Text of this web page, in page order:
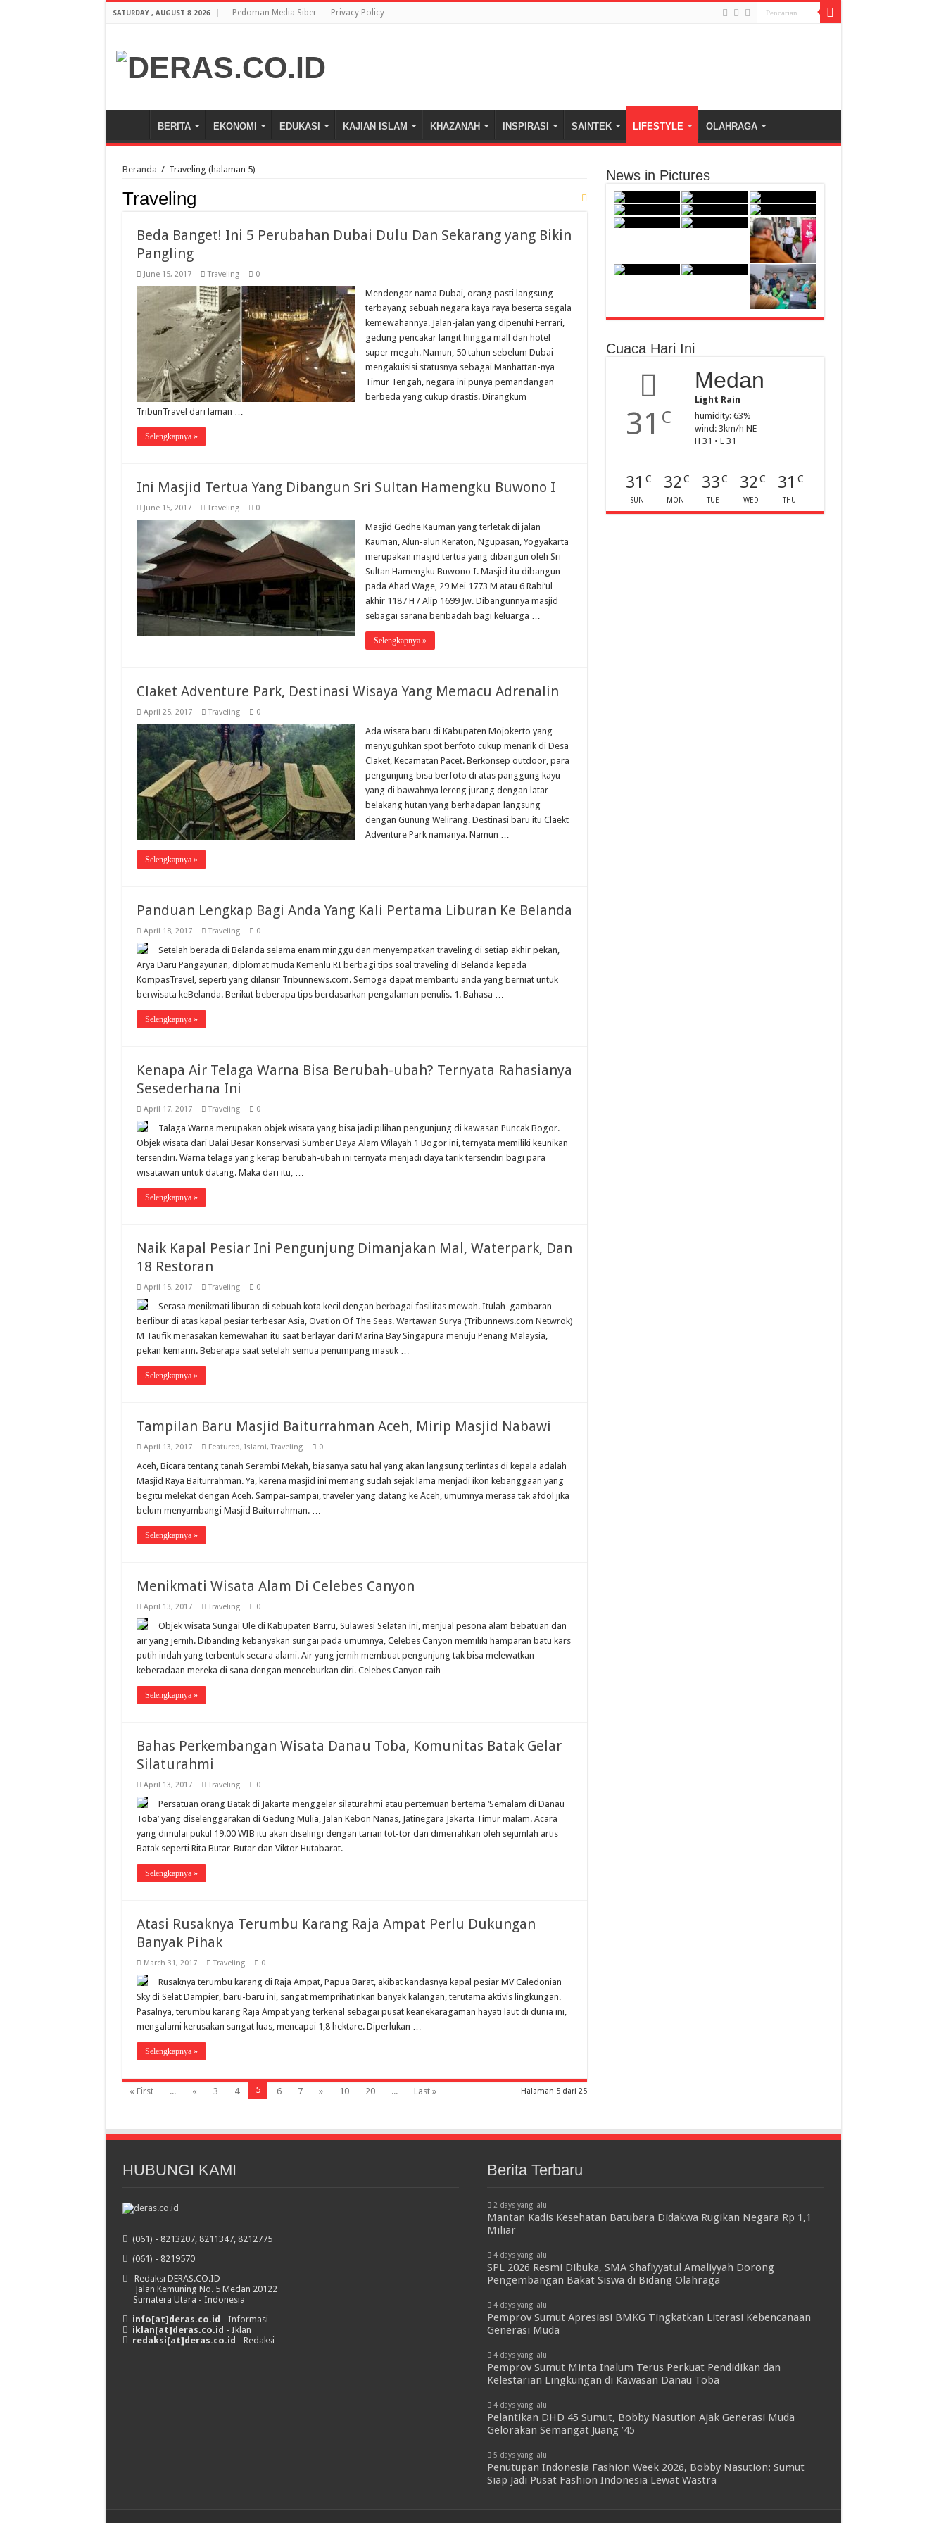
SATURDAY , AUGUST 8 2026 Pedoman Media Siber Privacy Policy
BERITA EKONOMI EDUKASI KAJIAN ISLAM KHAZANAH INSPIRASI SAINTEK LIFESTYLE OLAHRAGA
Beranda / Traveling (halaman 5)
Traveling
Beda Banget! Ini 5 Perubahan Dubai Dulu Dan Sekarang yang Bikin
Pangling
June 15, 2017 Traveling 0
Mendengar nama Dubai, orang pasti langsung
terbayang sebuah negara kaya raya beserta segala
kemewahannya. Jalan-jalan yang dipenuhi Ferrari,
gedung pencakar langit hingga mall dan hotel
super megah. Namun, 50 tahun sebelum Dubai
mengakuisisi statusnya sebagai Manhattan-nya
Timur Tengah, negara ini punya pemandangan
berbeda yang cukup drastis. Dirangkum
TribunTravel dari laman …
Selengkapnya »
Ini Masjid Tertua Yang Dibangun Sri Sultan Hamengku Buwono I
June 15, 2017 Traveling 0
Masjid Gedhe Kauman yang terletak di jalan
Kauman, Alun-alun Keraton, Ngupasan, Yogyakarta
merupakan masjid tertua yang dibangun oleh Sri
Sultan Hamengku Buwono I. Masjid itu dibangun
pada Ahad Wage, 29 Mei 1773 M atau 6 Rabi’ul
akhir 1187 H / Alip 1699 Jw. Dibangunnya masjid
sebagai sarana beribadah bagi keluarga …
Selengkapnya »
Claket Adventure Park, Destinasi Wisaya Yang Memacu Adrenalin
April 25, 2017 Traveling 0
Ada wisata baru di Kabupaten Mojokerto yang
menyuguhkan spot berfoto cukup menarik di Desa
Claket, Kecamatan Pacet. Berkonsep outdoor, para
pengunjung bisa berfoto di atas panggung kayu
yang di bawahnya lereng jurang dengan latar
belakang hutan yang berhadapan langsung
dengan Gunung Welirang. Destinasi baru itu Claekt
Adventure Park namanya. Namun …
Selengkapnya »
Panduan Lengkap Bagi Anda Yang Kali Pertama Liburan Ke Belanda
April 18, 2017 Traveling 0
Setelah berada di Belanda selama enam minggu dan menyempatkan traveling di setiap akhir pekan,
Arya Daru Pangayunan, diplomat muda Kemenlu RI berbagi tips soal traveling di Belanda kepada
KompasTravel, seperti yang dilansir Tribunnews.com. Semoga dapat membantu anda yang berniat untuk
berwisata keBelanda. Berikut beberapa tips berdasarkan pengalaman penulis. 1. Bahasa …
Selengkapnya »
Kenapa Air Telaga Warna Bisa Berubah-ubah? Ternyata Rahasianya
Sesederhana Ini
April 17, 2017 Traveling 0
Talaga Warna merupakan objek wisata yang bisa jadi pilihan pengunjung di kawasan Puncak Bogor.
Objek wisata dari Balai Besar Konservasi Sumber Daya Alam Wilayah 1 Bogor‎ ini, ternyata memiliki keunikan
tersendiri. ‎Warna telaga yang kerap berubah-ubah ini ternyata menjadi daya tarik tersendiri bagi para
wisatawan untuk datang. Maka dari itu, …
Selengkapnya »
Naik Kapal Pesiar Ini Pengunjung Dimanjakan Mal, Waterpark, Dan
18 Restoran
April 15, 2017 Traveling 0
Serasa menikmati liburan di sebuah kota kecil dengan berbagai fasilitas mewah. Itulah gambaran
berlibur di atas kapal pesiar terbesar Asia, Ovation Of The Seas. Wartawan Surya (Tribunnews.com Netwrok)
M Taufik merasakan kemewahan itu saat berlayar dari Marina Bay Singapura menuju Penang Malaysia,
pekan kemarin. Beberapa saat setelah semua penumpang masuk …
Selengkapnya »
Tampilan Baru Masjid Baiturrahman Aceh, Mirip Masjid Nabawi
April 13, 2017 Featured, Islami,Traveling 0
Aceh, Bicara tentang tanah Serambi Mekah, biasanya satu hal yang akan langsung terlintas di kepala adalah
Masjid Raya Baiturrahman. Ya, karena masjid ini memang sudah sejak lama menjadi ikon kebanggaan yang
begitu melekat dengan Aceh. Sampai-sampai, traveler yang datang ke Aceh, umumnya merasa tak afdol jika
belum menyambangi Masjid Baiturrahman. …
Selengkapnya »
Menikmati Wisata Alam Di Celebes Canyon
April 13, 2017 Traveling 0
Objek wisata Sungai Ule di Kabupaten Barru, Sulawesi Selatan ini, menjual pesona alam bebatuan dan
air yang jernih. Dibanding kebanyakan sungai pada umumnya, Celebes Canyon memiliki hamparan batu kars
putih indah yang terbentuk secara alami. Air yang jernih membuat pengunjung tak bisa melewatkan
keberadaan mereka di sana dengan menceburkan diri. Celebes Canyon raih …
Selengkapnya »
Bahas Perkembangan Wisata Danau Toba, Komunitas Batak Gelar
Silaturahmi
April 13, 2017 Traveling 0
Persatuan orang Batak di Jakarta menggelar silaturahmi atau pertemuan bertema ‘Semalam di Danau
Toba’ yang diselenggarakan di Gedung Mulia, Jalan Kebon Nanas, Jatinegara Jakarta Timur malam. Acara
yang dimulai pukul 19.00 WIB itu akan diselingi dengan tarian tot-tor dan dimeriahkan oleh sejumlah artis
Batak seperti Rita Butar-Butar dan Viktor Hutabarat. …
Selengkapnya »
Atasi Rusaknya Terumbu Karang Raja Ampat Perlu Dukungan
Banyak Pihak
March 31, 2017 Traveling 0
Rusaknya terumbu karang di Raja Ampat, Papua Barat, akibat kandasnya kapal pesiar MV Caledonian
Sky di Selat Dampier, baru-baru ini, sangat memprihatinkan banyak kalangan, terutama aktivis lingkungan.
Pasalnya, terumbu karang Raja Ampat yang terkenal sebagai pusat keanekaragaman hayati laut di dunia ini,
mengalami kerusakan sangat luas, mencapai 1,8 hektare. Diperlukan …
Selengkapnya »
Halaman 5 dari 25
« First ... « 3 4 5 6 7 » 10 20 ... Last »
News in Pictures
Cuaca Hari Ini
31 C
Medan
Light Rain
humidity: 63%
wind: 3km/h NE
H 31 • L 31
31 C
SUN
32 C
MON
33C
TUE
32 C
WED
31 C
THU
HUBUNGI KAMI
(061) - 8213207, 8211347, 8212775
(061) - 8219570
Redaksi DERAS.CO.ID
Jalan Kemuning No. 5 Medan 20122
Sumatera Utara - Indonesia
info[at]deras.co.id - Informasi
iklan[at]deras.co.id - Iklan
redaksi[at]deras.co.id - Redaksi
Berita Terbaru
2 days yang lalu
Mantan Kadis Kesehatan Batubara Didakwa Rugikan Negara Rp 1,1
Miliar
4 days yang lalu
SPL 2026 Resmi Dibuka, SMA Shafiyyatul Amaliyyah Dorong
Pengembangan Bakat Siswa di Bidang Olahraga
4 days yang lalu
Pemprov Sumut Apresiasi BMKG Tingkatkan Literasi Kebencanaan
Generasi Muda
4 days yang lalu
Pemprov Sumut Minta Inalum Terus Perkuat Pendidikan dan
Kelestarian Lingkungan di Kawasan Danau Toba
4 days yang lalu
Pelantikan DHD 45 Sumut, Bobby Nasution Ajak Generasi Muda
Gelorakan Semangat Juang ’45
5 days yang lalu
Penutupan Indonesia Fashion Week 2026, Bobby Nasution: Sumut
Siap Jadi Pusat Fashion Indonesia Lewat Wastra